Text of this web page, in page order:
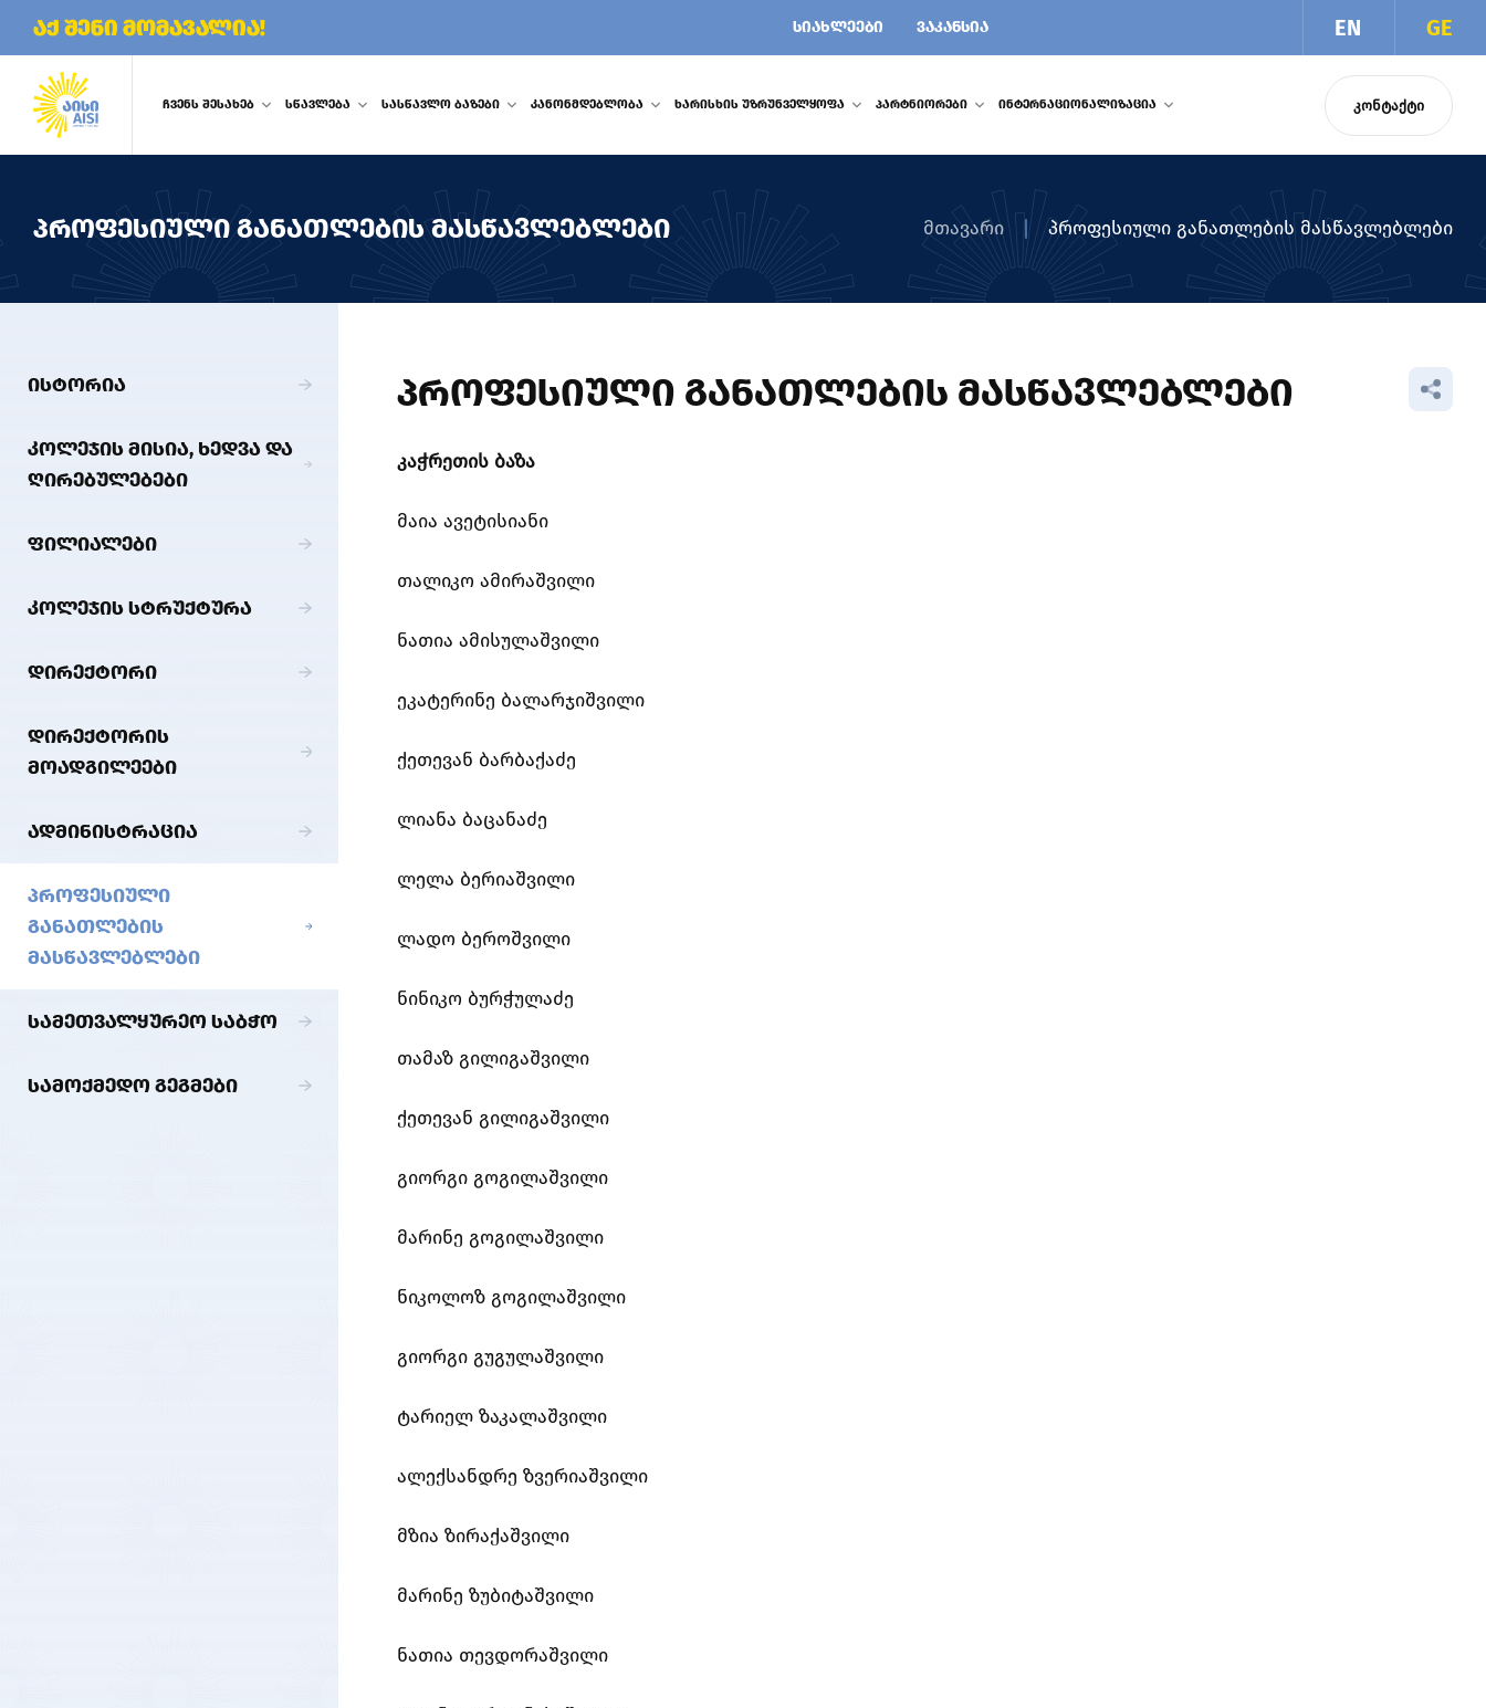
აქ შენი მომავალია! ᲡᲘᲐᲮᲚᲔᲔᲑᲘ ᲕᲐᲙᲐᲜᲡᲘᲐ EN GE
ᲩᲕᲔᲜᲡ ᲨᲔᲡᲐᲮᲔᲑ ᲡᲬᲐᲕᲚᲔᲑᲐ ᲡᲐᲡᲬᲐᲕᲚᲝ ᲑᲐᲖᲔᲑᲘ ᲙᲐᲜᲝᲜᲛᲓᲔᲑᲚᲝᲑᲐ ᲮᲐᲠᲘᲡᲮᲘᲡ ᲣᲖᲠᲣᲜᲕᲔᲚᲧᲝᲤᲐ ᲞᲐᲠᲢᲜᲘᲝᲠᲔᲑᲘ ᲘᲜᲢᲔᲠᲜᲐᲪᲘᲝᲜᲐᲚᲘᲖᲐᲪᲘᲐ ᲙᲝᲜᲢᲐᲥᲢᲘ
ᲞᲠᲝᲤᲔᲡᲘᲣᲚᲘ ᲒᲐᲜᲐᲗᲚᲔᲑᲘᲡ ᲛᲐᲡᲬᲐᲕᲚᲔᲑᲚᲔᲑᲘ მთავარი პროფესიული განათლების მასწავლებლები
ᲘᲡᲢᲝᲠᲘᲐ
ᲙᲝᲚᲔᲯᲘᲡ ᲛᲘᲡᲘᲐ, ᲮᲔᲓᲕᲐ ᲓᲐ
ᲦᲘᲠᲔᲑᲣᲚᲔᲑᲔᲑᲘ
ᲤᲘᲚᲘᲐᲚᲔᲑᲘ
ᲙᲝᲚᲔᲯᲘᲡ ᲡᲢᲠᲣᲥᲢᲣᲠᲐ
ᲓᲘᲠᲔᲥᲢᲝᲠᲘ
ᲓᲘᲠᲔᲥᲢᲝᲠᲘᲡ
ᲛᲝᲐᲓᲒᲘᲚᲔᲔᲑᲘ
ᲐᲓᲛᲘᲜᲘᲡᲢᲠᲐᲪᲘᲐ
ᲞᲠᲝᲤᲔᲡᲘᲣᲚᲘ
ᲒᲐᲜᲐᲗᲚᲔᲑᲘᲡ
ᲛᲐᲡᲬᲐᲕᲚᲔᲑᲚᲔᲑᲘ
ᲡᲐᲛᲔᲗᲕᲐᲚᲧᲣᲠᲔᲝ ᲡᲐᲑᲭᲝ
ᲡᲐᲛᲝᲥᲛᲔᲓᲝ ᲒᲔᲒᲛᲔᲑᲘ
ᲞᲠᲝᲤᲔᲡᲘᲣᲚᲘ ᲒᲐᲜᲐᲗᲚᲔᲑᲘᲡ ᲛᲐᲡᲬᲐᲕᲚᲔᲑᲚᲔᲑᲘ
კაჭრეთის ბაზა
მაია ავეტისიანი
თალიკო ამირაშვილი
ნათია ამისულაშვილი
ეკატერინე ბალარჯიშვილი
ქეთევან ბარბაქაძე
ლიანა ბაცანაძე
ლელა ბერიაშვილი
ლადო ბეროშვილი
ნინიკო ბურჭულაძე
თამაზ გილიგაშვილი
ქეთევან გილიგაშვილი
გიორგი გოგილაშვილი
მარინე გოგილაშვილი
ნიკოლოზ გოგილაშვილი
გიორგი გუგულაშვილი
ტარიელ ზაკალაშვილი
ალექსანდრე ზვერიაშვილი
მზია ზირაქაშვილი
მარინე ზუბიტაშვილი
ნათია თევდორაშვილი